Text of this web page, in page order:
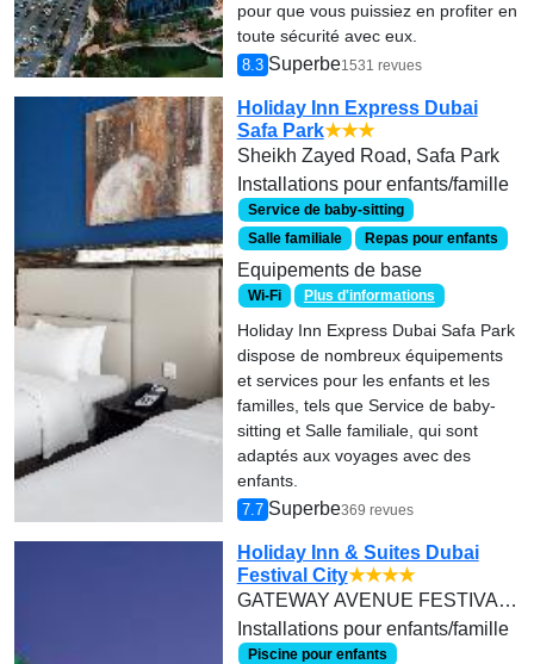
pour que vous puissiez en profiter en
toute sécurité avec eux.
8.3 Superbe1531 revues
Holiday Inn Express Dubai
Safa Park★★★
Sheikh Zayed Road, Safa Park
Installations pour enfants/famille
Service de baby-sitting
Salle familiale
Repas pour enfants
Equipements de base
Wi-Fi Plus d'informations
Holiday Inn Express Dubai Safa Park
dispose de nombreux équipements
et services pour les enfants et les
familles, tels que Service de baby-
sitting et Salle familiale, qui sont
adaptés aux voyages avec des
enfants.
7.7 Superbe369 revues
Holiday Inn & Suites Dubai
Festival City★★★★
GATEWAY AVENUE FESTIVAL CITY
Installations pour enfants/famille
Piscine pour enfants